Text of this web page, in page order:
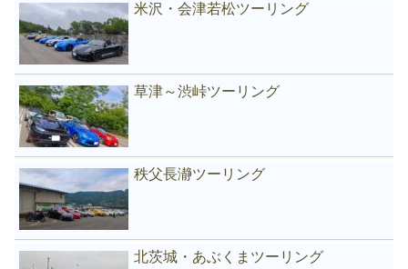
米沢・会津若松ツーリング
草津～渋峠ツーリング
秩父長瀞ツーリング
北茨城・あぶくまツーリング